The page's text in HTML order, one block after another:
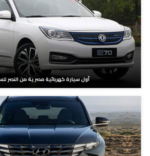
أول سيارة كهربائية مصرية من النصر